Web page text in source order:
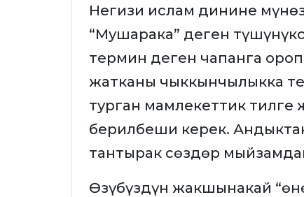
Негизи ислам динине
“Мушарака” деген
термин деген чапанга
жатканы чыккынчылыкка
турган мамлекеттик
берилбеши керек.
тантырак сөздөр
Өзүбүздүн жакшынакай